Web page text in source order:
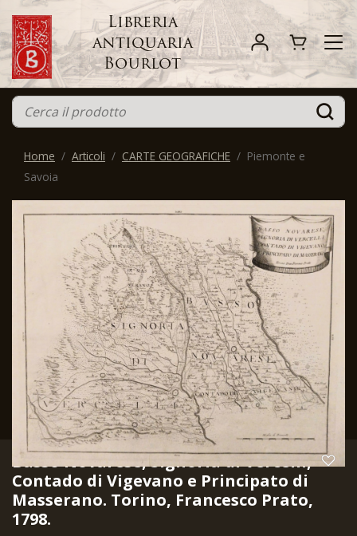
Libreria
antiquaria
Bourlot
Home Articoli CARTE GEOGRAFICHE
Piemonte e
Savoia
Basso Novarese, Signoria di Vercelli,
Contado di Vigevano e Principato di
Masserano. Torino, Francesco Prato,
1798.